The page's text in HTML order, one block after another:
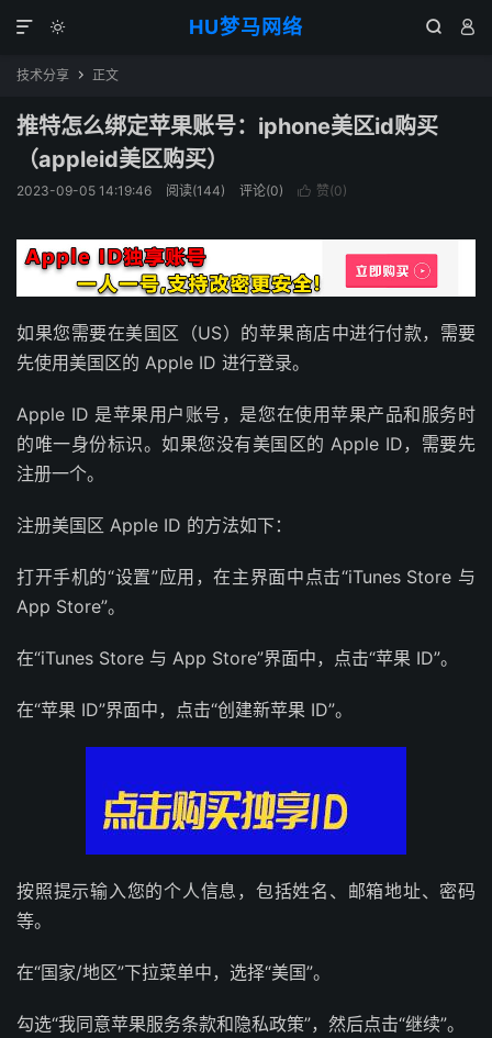
HU梦马网络
  

技术分享  正文
推特怎么绑定苹果账号：iphone美区id购买
（appleid美区购买）
2023-09-05 14:19:46 阅读(144) 评论(0)  赞(0)
如果您需要在美国区（US）的苹果商店中进行付款，需要
先使用美国区的 Apple ID 进行登录。
Apple ID 是苹果用户账号，是您在使用苹果产品和服务时
的唯一身份标识。如果您没有美国区的 Apple ID，需要先
注册一个。
注册美国区 Apple ID 的方法如下：
打开手机的“设置”应用，在主界面中点击“iTunes Store 与
App Store”。
在“iTunes Store 与 App Store”界面中，点击“苹果 ID”。
在“苹果 ID”界面中，点击“创建新苹果 ID”。
按照提示输入您的个人信息，包括姓名、邮箱地址、密码
等。
在“国家/地区”下拉菜单中，选择“美国”。
勾选“我同意苹果服务条款和隐私政策”，然后点击“继续”。